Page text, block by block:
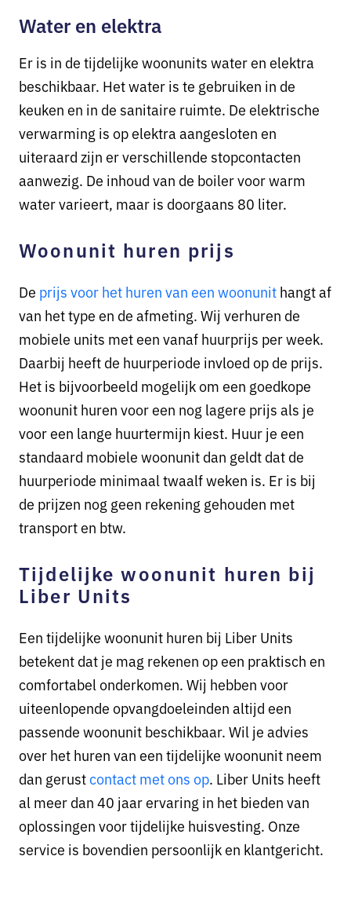
Water en elektra
Er is in de tijdelijke woonunits water en elektra
beschikbaar. Het water is te gebruiken in de
keuken en in de sanitaire ruimte. De elektrische
verwarming is op elektra aangesloten en
uiteraard zijn er verschillende stopcontacten
aanwezig. De inhoud van de boiler voor warm
water varieert, maar is doorgaans 80 liter.
Woonunit huren prijs
De prijs voor het huren van een woonunithangt af
van het type en de afmeting. Wij verhuren de
mobiele units met een vanaf huurprijs per week.
Daarbij heeft de huurperiode invloed op de prijs.
Het is bijvoorbeeld mogelijk om een goedkope
woonunit huren voor een nog lagere prijs als je
voor een lange huurtermijn kiest. Huur je een
standaard mobiele woonunit dan geldt dat de
huurperiode minimaal twaalf weken is. Er is bij
de prijzen nog geen rekening gehouden met
transport en btw.
Tijdelijke woonunit huren bij
Liber Units
Een tijdelijke woonunit huren bij Liber Units
betekent dat je mag rekenen op een praktisch en
comfortabel onderkomen. Wij hebben voor
uiteenlopende opvangdoeleinden altijd een
passende woonunit beschikbaar. Wil je advies
over het huren van een tijdelijke woonunit neem
dan gerustcontact met ons op. Liber Units heeft
al meer dan 40 jaar ervaring in het bieden van
oplossingen voor tijdelijke huisvesting. Onze
service is bovendien persoonlijk en klantgericht.